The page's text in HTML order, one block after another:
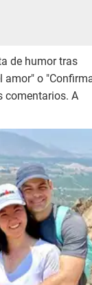
de humor tras
amor" o
comentarios. A